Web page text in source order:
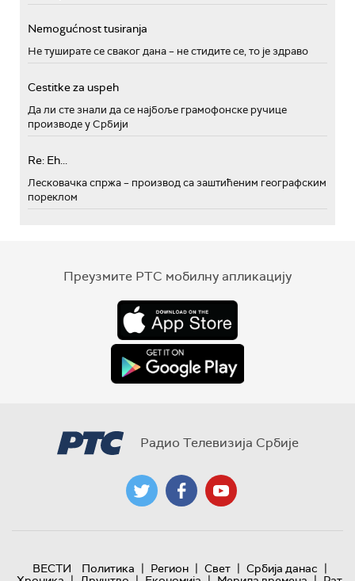
Nemogućnost tusiranja
Не туширате се сваког дана – не стидите се, то је здраво
Cestitke za uspeh
Да ли сте знали да се најбоље грамофонске ручице
производе у Србији
Re: Eh...
Лесковачка спржа – производ са заштићеним географским
пореклом
Преузмите РТС мобилну апликацију
Радио Телевизија Србије
ВЕСТИ Политика | Регион | Свет | Србија данас |